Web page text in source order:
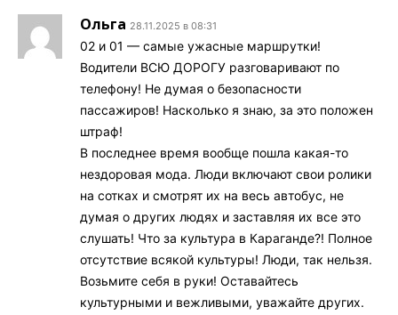
Ольга 28.11.2025 в 08:31
02 и 01 — самые ужасные маршрутки!
Водители ВСЮ ДОРОГУ разговаривают по
телефону! Не думая о безопасности
пассажиров! Насколько я знаю, за это положен
штраф!
В последнее время вообще пошла какая-то
нездоровая мода. Люди включают свои ролики
на сотках и смотрят их на весь автобус, не
думая о других людях и заставляя их все это
слушать! Что за культура в Караганде?! Полное
отсутствие всякой культуры! Люди, так нельзя.
Возьмите себя в руки! Оставайтесь
культурными и вежливыми, уважайте других.